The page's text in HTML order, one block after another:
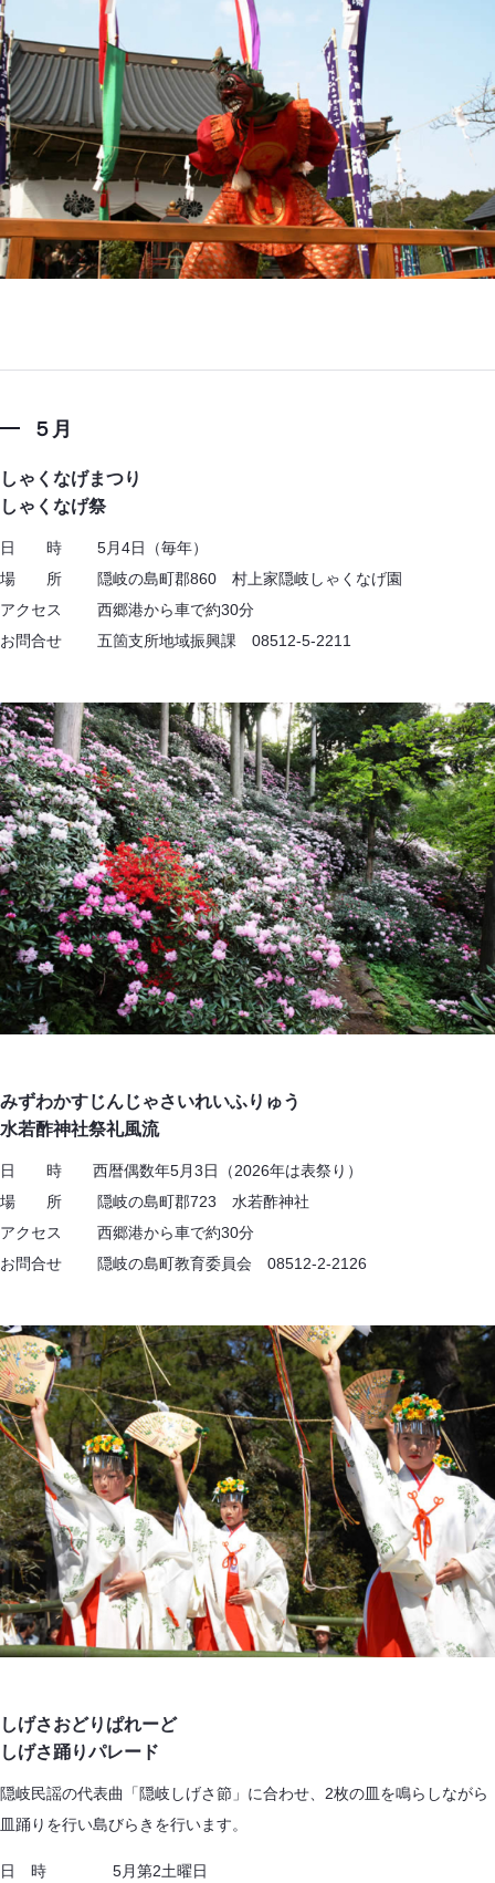
５月
しゃくなげまつり
しゃくなげ祭
日 時 5月4日（毎年）
場 所 隠岐の島町郡860 村上家隠岐しゃくなげ園
アクセス 西郷港から車で約30分
お問合せ 五箇支所地域振興課 08512-5-2211
みずわかすじんじゃさいれいふりゅう
水若酢神社祭礼風流
日 時 西暦偶数年5月3日（2026年は表祭り）
場 所 隠岐の島町郡723 水若酢神社
アクセス 西郷港から車で約30分
お問合せ 隠岐の島町教育委員会 08512-2-2126
しげさおどりぱれーど
しげさ踊りパレード
隠岐民謡の代表曲「隠岐しげさ節」に合わせ、2枚の皿を鳴らしながら
皿踊りを行い島びらきを行います。
日 時 5月第2土曜日